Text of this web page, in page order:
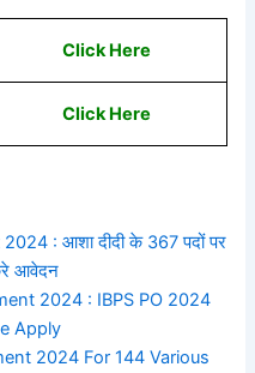
Click Here
ClickHere
: आशा दीदी के 367 पदों पर
आवेदन
2024 : IBPS PO 2024
Apply
2024 For 144 Various